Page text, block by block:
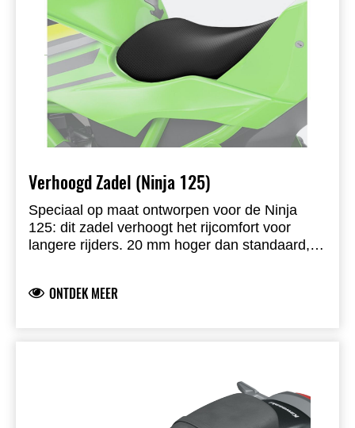
Verhoogd Zadel (Ninja 125)
Speciaal op maat ontworpen voor de Ninja
125: dit zadel verhoogt het rijcomfort voor
langere rijders. 20 mm hoger dan standaard,
inclusief alle montageonderdelen.
ONTDEK MEER